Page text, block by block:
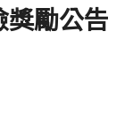
獎勵公告